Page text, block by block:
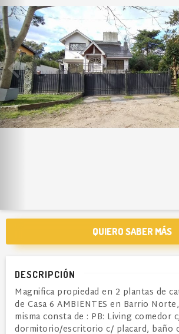
QUIERO SABER MÁS
DESCRIPCIÓN
Magnifica propiedad en 2 plantas de
de Casa 6 AMBIENTES en Barrio
misma consta de : PB: Living comedor
dormitorio/escritorio c/ placard, baño